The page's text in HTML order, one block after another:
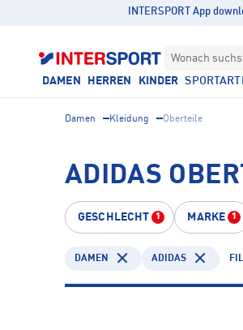
INTERSPORT App
Wonach
DAMEN HERREN KINDER
Damen Kleidung Oberteile
ADIDAS
GESCHLECHT 1 MARKE 1
DAMEN ADIDAS